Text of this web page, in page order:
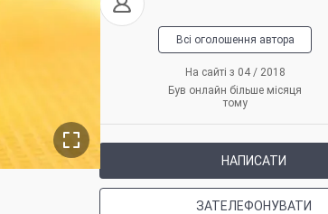
Всі оголошення автора
На сайті з 04 / 2018
Був онлайн більше місяця
тому
НАПИСАТИ
ЗАТЕЛЕФОНУВАТИ